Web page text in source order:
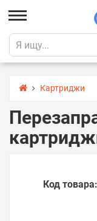
Картриджи
Код товара: